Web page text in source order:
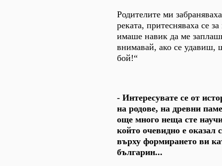
Родителите ми
реката, притесняваха се
имаше навик да ме
внимавай, ако се удавиш,
бой!“
- Интересувате се от
на родове, на древни
още много неща сте
който очевидно е оказал
върху формирането ви
българин...